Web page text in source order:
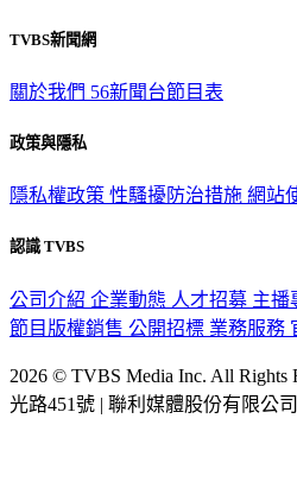
TVBS新聞網
關於我們 56新聞台節目表
政策與隱私
隱私權政策 性騷擾防治措施 網站
認識 TVBS
公司介紹 企業動態 人才招募 主播
節目版權銷售 公開招標 業務服務
2026 © TVBS Media Inc. All Rights
光路451號 | 聯利媒體股份有限公司